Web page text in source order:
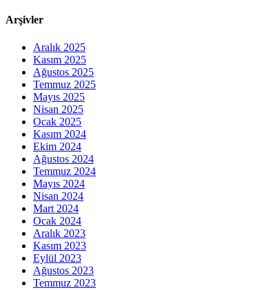
Arşivler
Aralık 2025
Kasım 2025
Ağustos 2025
Temmuz 2025
Mayıs 2025
Nisan 2025
Ocak 2025
Kasım 2024
Ekim 2024
Ağustos 2024
Temmuz 2024
Mayıs 2024
Nisan 2024
Mart 2024
Ocak 2024
Aralık 2023
Kasım 2023
Eylül 2023
Ağustos 2023
Temmuz 2023